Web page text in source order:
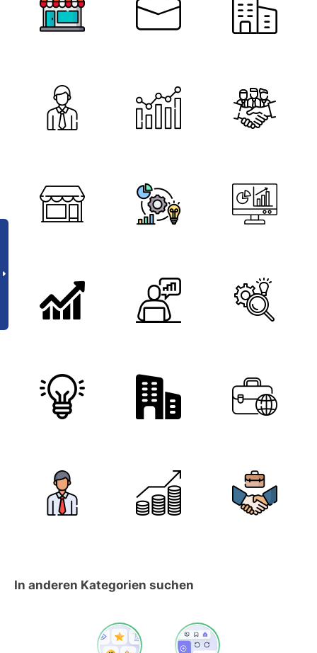
In anderen Kategorien suchen